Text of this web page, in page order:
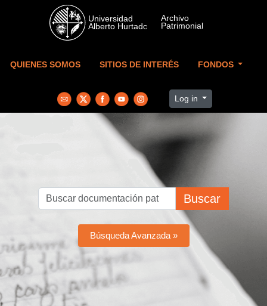
Skip to main content
QUIENES SOMOS SITIOS DE INTERÉS FONDOS
Log in
Buscar
Búsqueda Avanzada »